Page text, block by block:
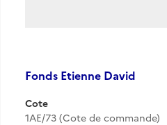
Fonds Etienne David
Cote
1AE/73 (Cote de commande)